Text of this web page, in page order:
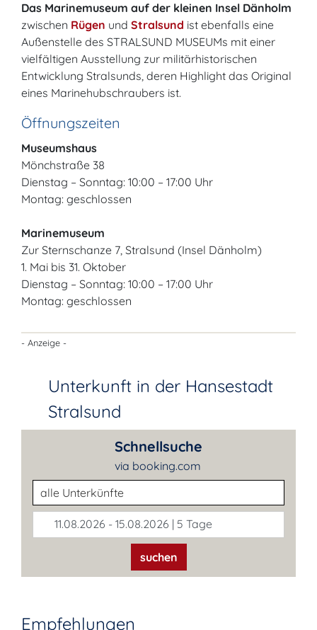
Das Marinemuseum auf der kleinen Insel Dänholm
zwischen Rügen und Stralsund ist ebenfalls eine
Außenstelle des STRALSUND MUSEUMs mit einer
vielfältigen Ausstellung zur militärhistorischen
Entwicklung Stralsunds, deren Highlight das Original
eines Marinehubschraubers ist.
Öffnungszeiten
Museumshaus
Mönchstraße 38
Dienstag – Sonntag: 10:00 – 17:00 Uhr
Montag: geschlossen
Marinemuseum
Zur Sternschanze 7, Stralsund (Insel Dänholm)
1. Mai bis 31. Oktober
Dienstag – Sonntag: 10:00 – 17:00 Uhr
Montag: geschlossen
- Anzeige -
Unterkunft in der Hansestadt
Stralsund
Schnellsuche
via booking.com
Unterkunftsart
11.08.2026 - 15.08.2026 | 5 Tage
suchen
Empfehlungen